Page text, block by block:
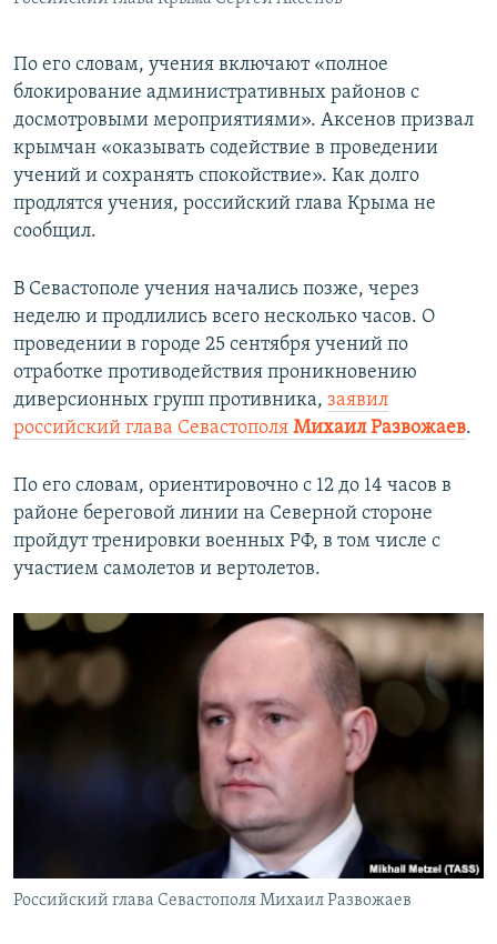
По его словам, учения включают «полное
блокирование административных районов с
досмотровыми мероприятиями». Аксенов призвал
крымчан «оказывать содействие в проведении
учений и сохранять спокойствие». Как долго
продлятся учения, российский глава Крыма не
сообщил.
В Севастополе учения начались позже, через
неделю и продлились всего несколько часов. О
проведении в городе 25 сентября учений по
отработке противодействия проникновению
диверсионных групп противника, заявил
российский глава Севастополя Михаил Развожаев.
По его словам, ориентировочно с 12 до 14 часов в
районе береговой линии на Северной стороне
пройдут тренировки военных РФ, в том числе с
участием самолетов и вертолетов.
Российский глава Севастополя Михаил Развожаев